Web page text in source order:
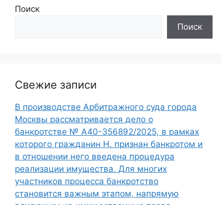
Поиск
Поиск
Свежие записи
В производстве Арбитражного суда города
Москвы рассматривается дело о
банкротстве № А40-356892/2025, в рамках
которого гражданин Н. признан банкротом и
в отношении него введена процедура
реализации имущества. Для многих
участников процесса банкротство
становится важным этапом, напрямую